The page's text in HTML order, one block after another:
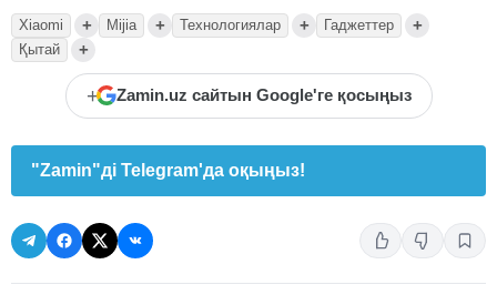
Xiaomi + Mijia + Технологиялар + Гаджеттер +
Қытай +
+ Zamin.uz сайтын Google'ге қосыңыз
"Zamin"ді Telegram'да оқыңыз!